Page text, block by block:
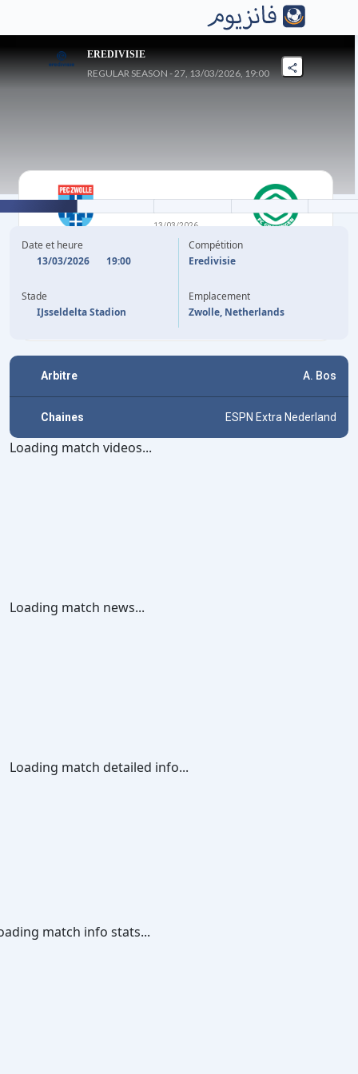
EREDIVISIE
REGULAR SEASON - 27, 13/03/2026, 19:00
PEC ZWOLLE
13/03/2026
T. VAN BERGEN
Date et heure
13/03/2026
19:00
Stade
IJsseldelta Stadion
Compétition
Eredivisie
Emplacement
Zwolle, Netherlands
Arbitre A. Bos
Chaines ESPN Extra Nederland
Loading match videos...
Loading match news...
Loading match detailed info...
match info stats...